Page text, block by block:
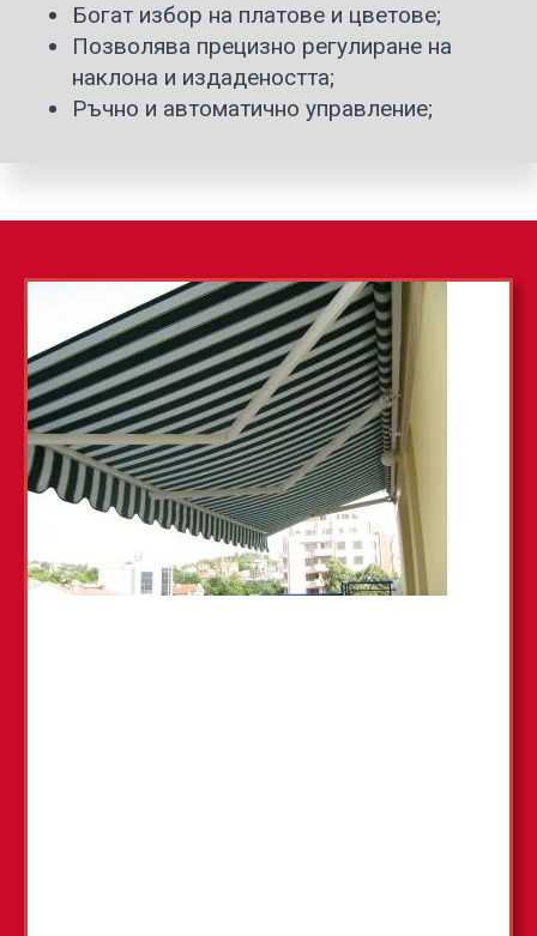
Богат избор на платове и цветове;
Позволява прецизно регулиране на
наклона и издадеността;
Ръчно и автоматично управление;